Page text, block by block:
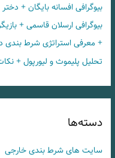
بیوگرافی افسانه بایگان +
بیوگرافی ارسلان قاسمی +
+ معرفی استراتژی شرط بندی
تحلیل پلیموث و لیورپول +
دسته‌ها
سایت های شرط بندی خارجی